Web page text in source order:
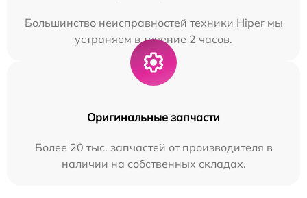
Большинство неисправностей техники Hiper мы
устраняем в течение 2 часов.
Оригинальные запчасти
Более 20 тыс. запчастей от производителя в
наличии на собственных складах.